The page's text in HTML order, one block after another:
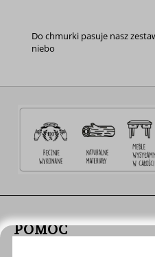
Do chmurki pasuje nasz
niebo
POMOC